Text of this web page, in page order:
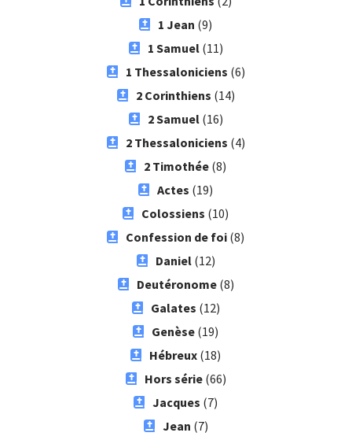
1 Jean (9)
1 Samuel(11)
1 Thessaloniciens (6)
2 Corinthiens (14)
2 Samuel(16)
2 Thessaloniciens (4)
2 Timothée (8)
Actes (19)
Colossiens (10)
Confession de foi (8)
Daniel(12)
Deutéronome(8)
Galates (12)
Genèse (19)
Hébreux (18)
Hors série(66)
Jacques (7)
Jean (7)